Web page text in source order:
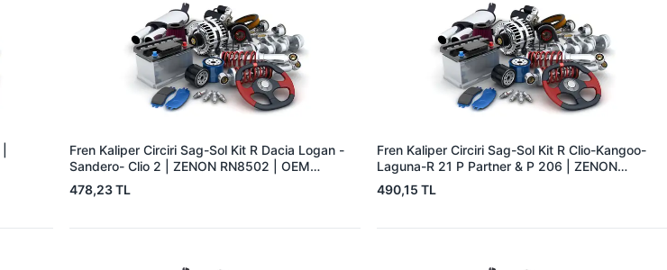
Fren Kaliper Circiri Sag-Sol Kit R Dacia Logan -
Sandero- Clio 2 | ZENON RN8502 | OEM
7701208112
478,23 TL
Fren Kaliper Circiri Sag-Sol Kit R Clio-Kangoo-
Laguna-R 21 P Partner & P 206 | ZENON
RN8500 | OEM 7701205759
490,15 TL